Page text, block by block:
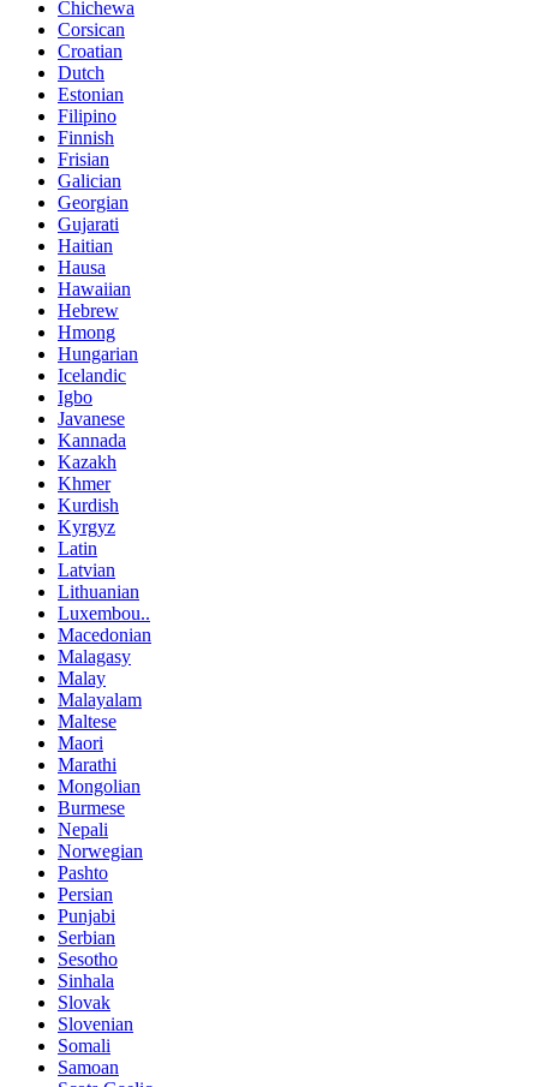
Chichewa
Corsican
Croatian
Dutch
Estonian
Filipino
Finnish
Frisian
Galician
Georgian
Gujarati
Haitian
Hausa
Hawaiian
Hebrew
Hmong
Hungarian
Icelandic
Igbo
Javanese
Kannada
Kazakh
Khmer
Kurdish
Kyrgyz
Latin
Latvian
Lithuanian
Luxembou..
Macedonian
Malagasy
Malay
Malayalam
Maltese
Maori
Marathi
Mongolian
Burmese
Nepali
Norwegian
Pashto
Persian
Punjabi
Serbian
Sesotho
Sinhala
Slovak
Slovenian
Somali
Samoan